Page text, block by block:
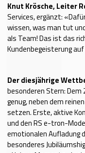
Knut Krösche, Leiter
Services, ergänzt:
wissen, was man tut
als Team! Das ist das
Kundenbegeisterung
Der diesjährige
besonderen Stern: Dem
genug, neben dem
setzen. Erste, aktive
und den RS e-tron-
emotionalen Aufladung
besonderes